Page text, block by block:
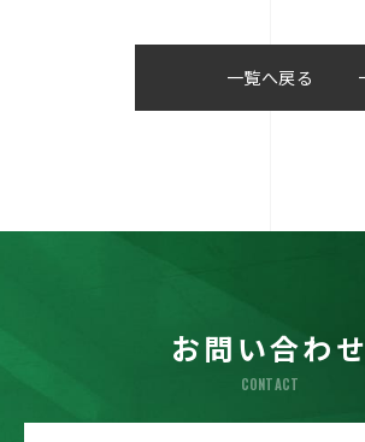
一覧へ戻る
お問い合わせ
CONTACT